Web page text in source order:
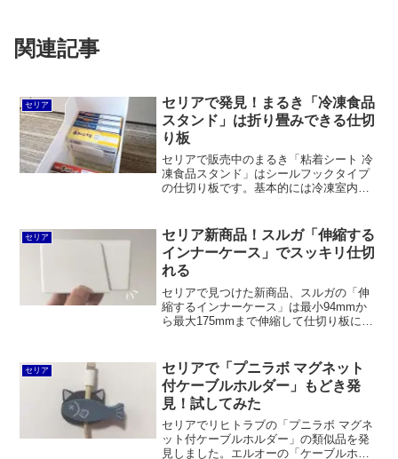
関連記事
セリア
セリアで発見！まるき「冷凍食品
スタンド」は折り畳みできる仕切
り板
セリアで販売中のまるき「粘着シート 冷
凍食品スタンド」はシールフックタイプ
の仕切り板です。基本的には冷凍室内の
ス内を仕切るのに使ったほうが便利さを
実感できるように思います。
セリア
セリア新商品！スルガ「伸縮する
インナーケース」でスッキリ仕切
れる
セリアで見つけた新商品、スルガの「伸
縮するインナーケース」は最小94mmか
ら最大175mmまで伸縮して仕切り板にも
ーズには「取っ手付き仕分けケース」の
ワイド、2段、スリムの3種類がありま
す。
セリア
セリアで「プニラボ マグネット
付ケーブルホルダー」もどき発
見！試してみた
セリアでリヒトラブの「プニラボ マグネ
ット付ケーブルホルダー」の類似品を発
見しました。エルオーの「ケーブルホル